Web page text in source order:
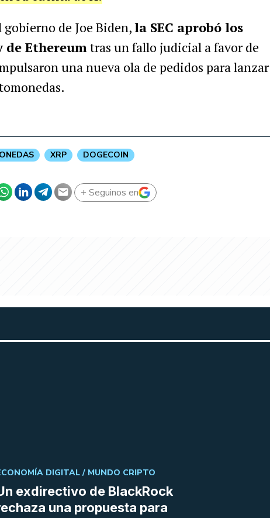
de Joe Biden,la SEC aprobó los
de Ethereum tras un fallo judicial a favor de
una nueva ola de pedidos para lanzar
XRP DOGECOIN
+ Seguinos en
exdirectivo de BlackRock
una propuesta para
DIGITAL / MUNDO CRIPTO